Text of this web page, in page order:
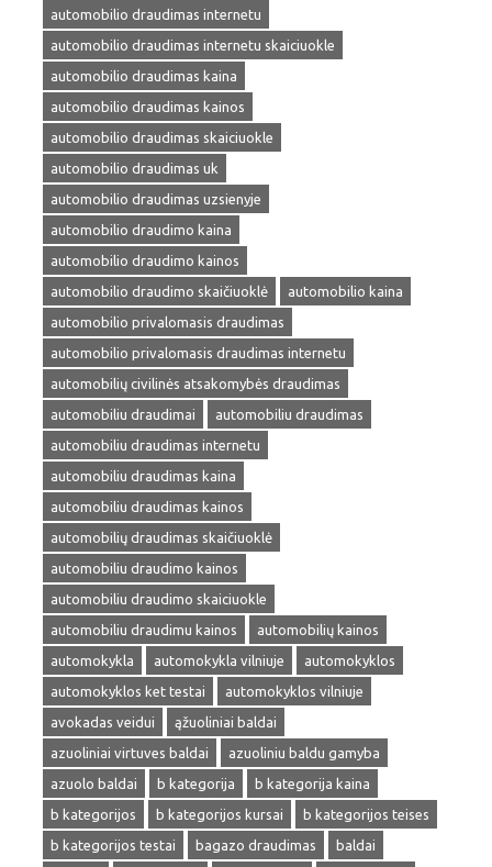
automobilio draudimas internetu
automobilio draudimas internetu skaiciuokle
automobilio draudimas kaina
automobilio draudimas kainos
automobilio draudimas skaiciuokle
automobilio draudimas uk
automobilio draudimas uzsienyje
automobilio draudimo kaina
automobilio draudimo kainos
automobilio draudimo skaičiuoklė
automobilio kaina
automobilio privalomasis draudimas
automobilio privalomasis draudimas internetu
automobilių civilinės atsakomybės draudimas
automobiliu draudimai
automobiliu draudimas
automobiliu draudimas internetu
automobiliu draudimas kaina
automobiliu draudimas kainos
automobilių draudimas skaičiuoklė
automobiliu draudimo kainos
automobiliu draudimo skaiciuokle
automobiliu draudimu kainos
automobilių kainos
automokykla
automokykla vilniuje
automokyklos
automokyklos ket testai
automokyklos vilniuje
avokadas veidui
ąžuoliniai baldai
azuoliniai virtuves baldai
azuoliniu baldu gamyba
azuolo baldai
b kategorija
b kategorija kaina
b kategorijos
b kategorijos kursai
b kategorijos teises
b kategorijos testai
bagazo draudimas
baldai